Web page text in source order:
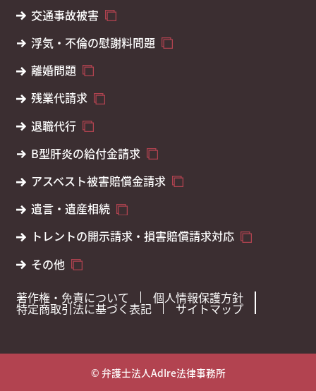
交通事故被害
浮気・不倫の慰謝料問題
離婚問題
残業代請求
退職代行
B型肝炎の給付金請求
アスベスト被害賠償金請求
遺言・遺産相続
トレントの開示請求・損害賠償請求対応
その他
著作権・免責について
個人情報保護方針
特定商取引法に基づく表記 サイトマップ
© 弁護士法人AdIre法律事務所